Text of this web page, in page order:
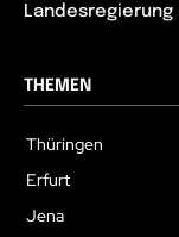
THEMEN
Thüringen
Erfurt
Jena